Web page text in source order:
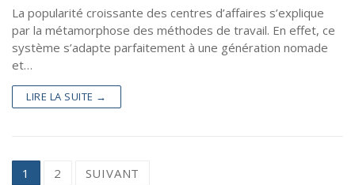
La popularité croissante des centres d’affaires s’explique
par la métamorphose des méthodes de travail. En effet, ce
système s’adapte parfaitement à une génération nomade
et…
LIRE LA SUITE →
Pagination
1 2 SUIVANT